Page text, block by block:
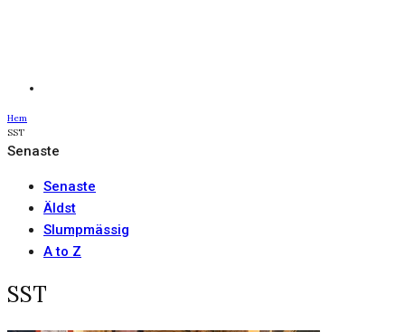
Hem
SST
Senaste
Senaste
Äldst
Slumpmässig
A to Z
SST